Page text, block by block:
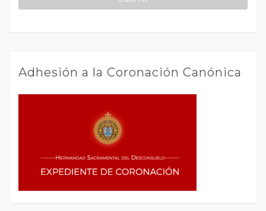
Adhesión a la Coronación Canónica